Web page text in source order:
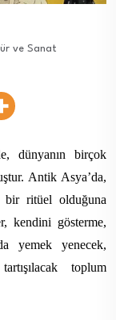
ve Sanat
dünyanın birçok
Antik Asya’da,
bir ritüel olduğuna
kendini gösterme,
yemek yenecek,
toplum